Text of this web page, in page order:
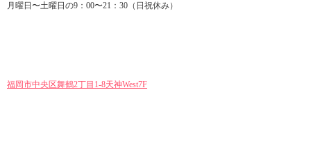
月曜日〜土曜日の9：00〜21：30（日祝休み）
福岡市中央区舞鶴2丁目1-8天神West7F